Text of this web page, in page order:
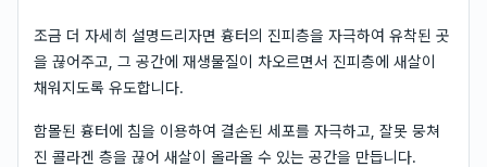
조금 더 자세히 설명드리자면 흉터의 진피층을 자극하여 유착된 곳
을 끊어주고, 그 공간에 재생물질이 차오르면서 진피층에 새살이
채워지도록 유도합니다.
함몰된 흉터에 침을 이용하여 결손된 세포를 자극하고, 잘못 뭉쳐
진 콜라겐 층을 끊어 새살이 올라올 수 있는 공간을 만듭니다.